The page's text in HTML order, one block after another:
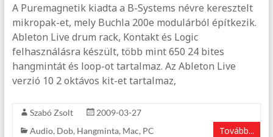
A Puremagnetik kiadta a B-Systems névre keresztelt
mikropak-et, mely Buchla 200e modulárból építkezik.
Ableton Live drum rack, Kontakt és Logic
felhasználásra készült, több mint 650 24 bites
hangmintát és loop-ot tartalmaz. Az Ableton Live
verzió 10 2 oktávos kit-et tartalmaz,
Szabó Zsolt
2009-03-27
Audio, Dob, Hangminta, Mac, PC Tovább...